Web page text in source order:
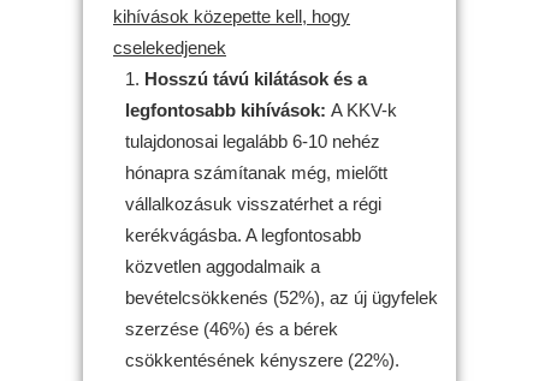
kihívások közepette kell, hogy
cselekedjenek
Hosszú távú kilátások és a
legfontosabb kihívások: A KKV-k
tulajdonosai legalább 6-10 nehéz
hónapra számítanak még, mielőtt
vállalkozásuk visszatérhet a régi
kerékvágásba. A legfontosabb
közvetlen aggodalmaik a
bevételcsökkenés (52%), az új ügyfelek
szerzése (46%) és a bérek
csökkentésének kényszere (22%).